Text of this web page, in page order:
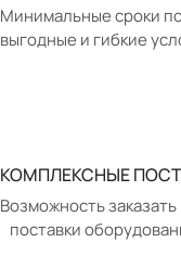
Минимальные сроки
выгодные и гибкие
КОМПЛЕКСНЫЕ
Возможность
поставки